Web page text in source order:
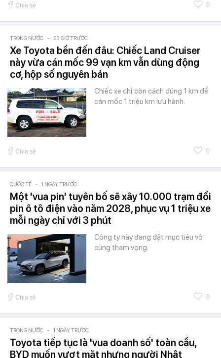
Chia sẻ 0
TRONG NƯỚC - 23 GIỜ TRƯỚC
Xe Toyota bền đến đâu: Chiếc Land Cruiser
này vừa cán mốc 99 vạn km vẫn dùng động
cơ, hộp số nguyên bản
Chiếc xe chỉ còn cách đúng 1 km để
cán mốc 1 triệu km lưu hành.
Chia sẻ 0
QUỐC TẾ - 1 NGÀY TRƯỚC
Một 'vua pin' tuyên bố sẽ xây 10.000 trạm đổi
pin ô tô điện vào năm 2028, phục vụ 1 triệu xe
mỗi ngày chỉ với 3 phút
Công ty này đang đặt mục tiêu vô
cùng tham vọng.
Chia sẻ 0
TRONG NƯỚC - 1 NGÀY TRƯỚC
Toyota tiếp tục là 'vua doanh số' toàn cầu,
BYD muốn vượt mặt nhưng người Nhật